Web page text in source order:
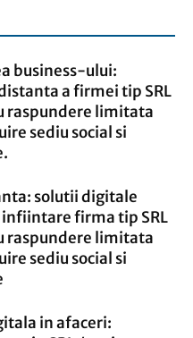
business-ului:
a firmei tip SRL
raspundere limitata
sediu social si
solutii digitale
firma tip SRL
raspundere limitata
sediu social si
in afaceri: